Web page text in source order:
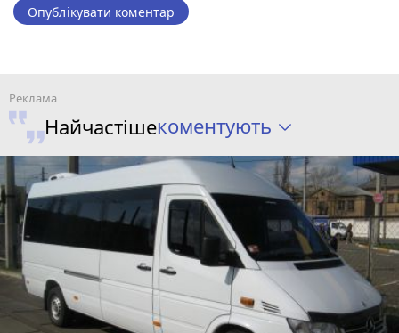
Опублікувати коментар
Найчастішекоментують